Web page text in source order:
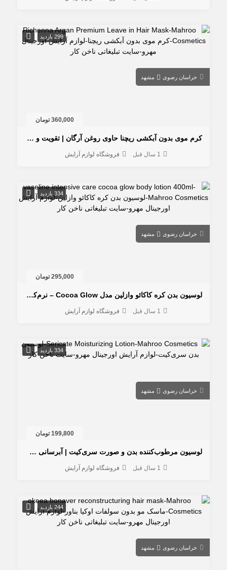
299 بازدید
خراسان رضوی مشهد
360,000 تومان
کرم موی بدون آبکشی ریچنا حاوی روغن آرگان | تقویت و آبرسانی مو خشک و آسیب‌دیده
1 سال قبل فروشگاه لوازم آرایش
334 بازدید
خراسان رضوی مشهد
295,000 تومان
لوسیون بدن کره کاکائو وازلین مدل Cocoa Glow – نرم‌کننده و درخشان‌کننده پوست
1 سال قبل فروشگاه لوازم آرایش
334 بازدید
خراسان رضوی مشهد
199,800 تومان
لوسیون مرطوب‌کننده بدن و صورت سری‌کیت | آبرسانی طولانی‌مدت
1 سال قبل فروشگاه لوازم آرایش
244 بازدید
خراسان رضوی مشهد